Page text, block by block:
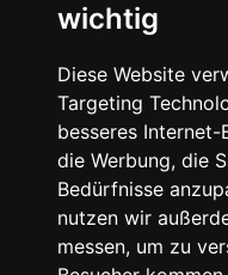
wichtig
Diese Website
Targeting
besseres
die Werbung, die
Bedürfnisse
nutzen wir
messen, um zu
Instagram
Facebook
© 2024 SNEAKERᴰᴱ,